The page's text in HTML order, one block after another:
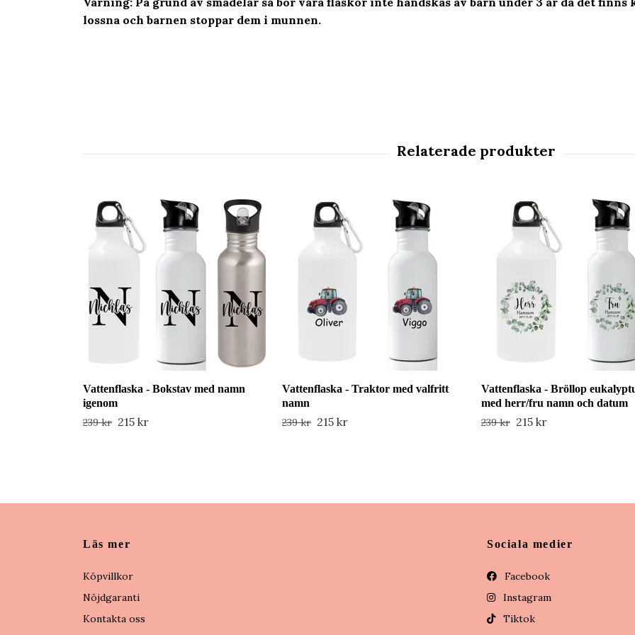
lossna och barnen stoppar dem i munnen.
Vattenflaska - Bokstav med namn
igenom
239 kr 215 kr
Vattenflaska - Traktor med valfritt
namn
239 kr 215 kr
Vattenflaska - Bröllop
med herr/fru namn och datum
239 kr 215 kr
Läs mer
Köpvillkor
Nöjdgaranti
Kontakta oss
Sociala medier
Facebook
Instagram
Tiktok